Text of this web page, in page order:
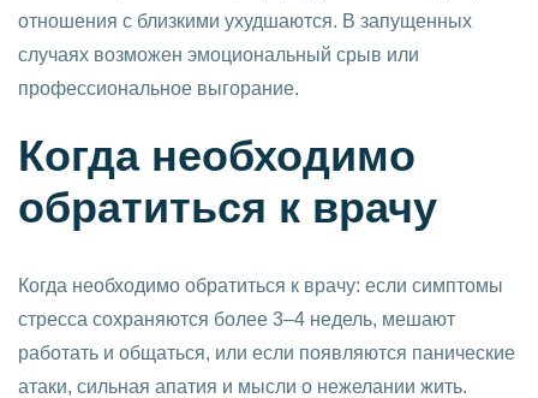
отношения с близкими ухудшаются. В запущенных
случаях возможен эмоциональный срыв или
профессиональное выгорание.
Когда необходимо
обратиться к врачу
Когда необходимо обратиться к врачу: если симптомы
стресса сохраняются более 3–4 недель, мешают
работать и общаться, или если появляются панические
атаки, сильная апатия и мысли о нежелании жить.